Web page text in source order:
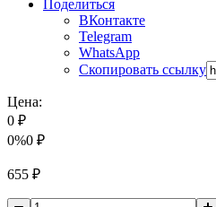
Поделиться
ВКонтакте
Telegram
WhatsApp
Скопировать ссылку
Цена:
0 ₽
0%0 ₽
655 ₽